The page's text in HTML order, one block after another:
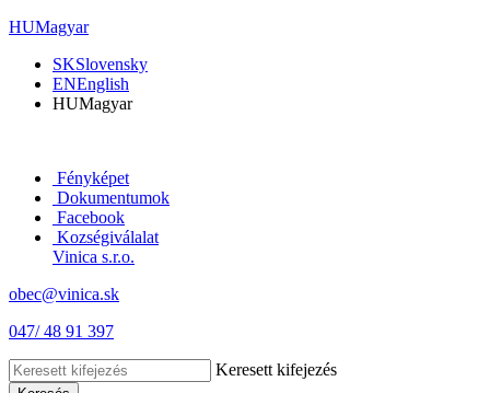
HUMagyar
SKSlovensky
ENEnglish
HUMagyar
Fényképet
Dokumentumok
Facebook
Kozségiválalat
Vinica s.r.o.
obec@vinica.sk
047/ 48 91 397
Keresett kifejezés